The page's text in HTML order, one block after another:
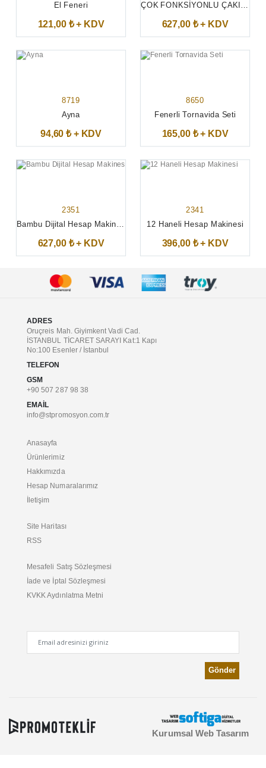
El Feneri
121,00 ₺ + KDV
ÇOK FONKSİYONLU ÇAKI SETİ
627,00 ₺ + KDV
8719
Ayna
94,60 ₺ + KDV
8650
Fenerli Tornavida Seti
165,00 ₺ + KDV
2351
Bambu Dijital Hesap Makinesi
627,00 ₺ + KDV
2341
12 Haneli Hesap Makinesi
396,00 ₺ + KDV
ADRES
Oruçreis Mah. Giyimkent Vadi Cad.
İSTANBUL TİCARET SARAYI Kat:1 Kapı
No:100 Esenler / İstanbul
TELEFON
GSM
+90 507 287 98 38
EMAIL
info@stpromosyon.com.tr
Anasayfa
Ürünlerimiz
Hakkımızda
Hesap Numaralarımız
İletişim
Site Haritası
RSS
Mesafeli Satış Sözleşmesi
İade ve İptal Sözleşmesi
KVKK Aydınlatma Metni
Kurumsal Web Tasarım